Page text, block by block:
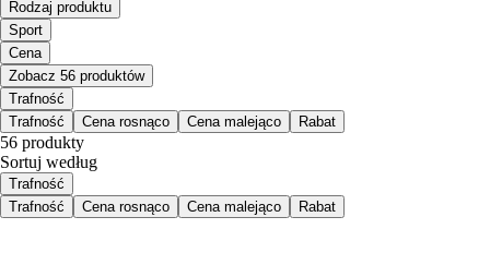
Rodzaj produktu
Sport
Cena
Zobacz 56 produktów
Trafność
Trafność
Cena rosnąco Cena malejąco Rabat
56 produkty
Sortuj według
Trafność
Trafność
Cena rosnąco Cena malejąco Rabat